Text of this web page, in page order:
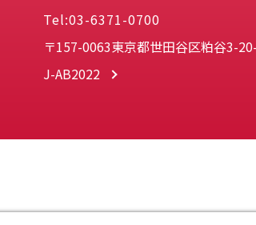
Tel:03-6371-0700
〒157-0063東京都世田谷区粕谷3-
J-AB2022